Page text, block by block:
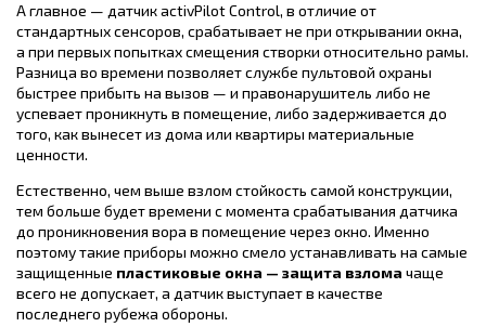
А главное — датчик activPilot Control, в отличие от
стандартных сенсоров, срабатывает не при открывании окна,
а при первых попытках смещения створки относительно рамы.
Разница во времени позволяет службе пультовой охраны
быстрее прибыть на вызов — и правонарушитель либо не
успевает проникнуть в помещение, либо задерживается до
того, как вынесет из дома или квартиры материальные
ценности.
Естественно, чем выше взлом стойкость самой конструкции,
тем больше будет времени с момента срабатывания датчика
до проникновения вора в помещение через окно. Именно
поэтому такие приборы можно смело устанавливать на самые
защищенные пластиковые окна — защита взлома чаще
всего не допускает, а датчик выступает в качестве
последнего рубежа обороны.